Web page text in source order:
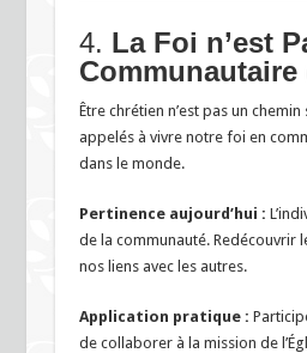
4. La Foi n’est
Communautaire
Être chrétien n’est pas un
appelés à vivre notre foi en
dans le monde.
Pertinence aujourd’hui :
de la communauté. Redécouvrir
nos liens avec les autres.
Application pratique :
de collaborer à la mission de